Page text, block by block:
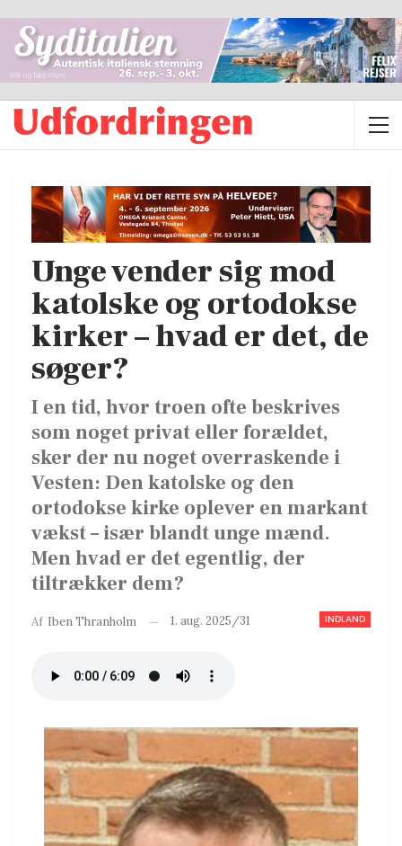
Unge vender sig mod
katolske og ortodokse
kirker – hvad er det, de
søger?
I en tid, hvor troen ofte beskrives
som noget privat eller forældet,
sker der nu noget overraskende i
Vesten: Den katolske og den
ortodokse kirke oplever en markant
vækst – især blandt unge mænd.
Men hvad er det egentlig, der
tiltrækker dem?
INDLAND
Af Iben Thranholm 1. aug. 2025/31